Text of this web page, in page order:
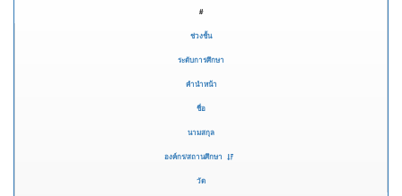
#
ช่วงชั้น
ระดับการศึกษา
คำนำหน้า
ชื่อ
นามสกุล
องค์กร/สถานศึกษา
วัด